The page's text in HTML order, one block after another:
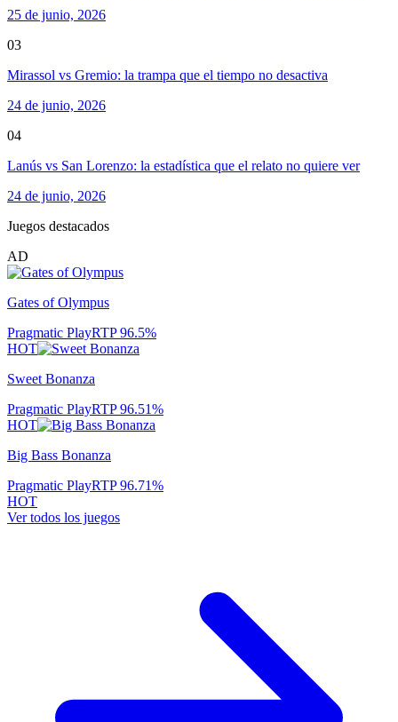
25 de junio, 2026
03
Mirassol vs Gremio: la trampa que el tiempo no desactiva
24 de junio, 2026
04
Lanús vs San Lorenzo: la estadística que el relato no quiere ver
24 de junio, 2026
Juegos destacados
AD
Gates of Olympus
Pragmatic PlayRTP96.5%
HOT
Sweet Bonanza
Pragmatic PlayRTP96.51%
HOT
Big Bass Bonanza
Pragmatic PlayRTP96.71%
HOT
Ver todos los juegos